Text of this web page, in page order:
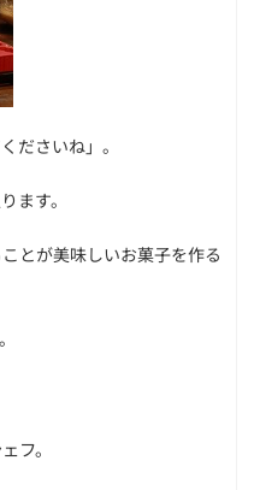
ださいね」。
ます。
とが美味しいお菓子を作る
フ。